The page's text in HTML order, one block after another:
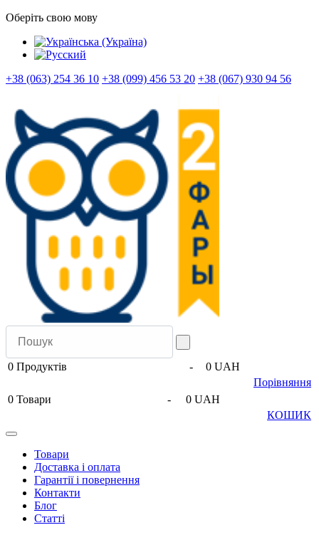
Оберіть свою мову
+38 (063) 254 36 10 +38 (099) 456 53 20 +38 (067) 930 94 56
0 Продуктів -
0 UAH
Порівняння
0 Товари -
0 UAH
КОШИК
Товари
Доставка і оплата
Гарантії і повернення
Контакти
Блог
Статті